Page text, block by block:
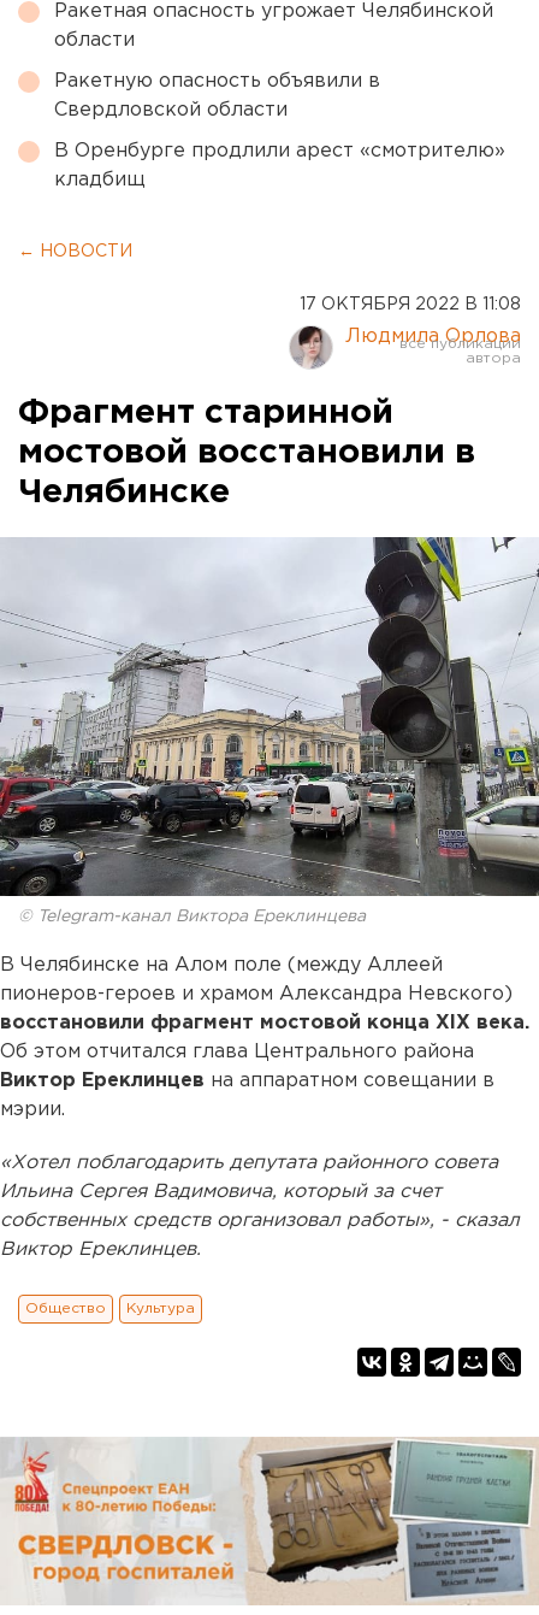
Ракетная опасность угрожает Челябинской
области
Ракетную опасность объявили в
Свердловской области
В Оренбурге продлили арест «смотрителю»
кладбищ
← НОВОСТИ
17 ОКТЯБРЯ 2022 В 11:08
Людмила Орлова
Фрагмент старинной
мостовой восстановили в
Челябинске
© Telegram-канал Виктора Ереклинцева
В Челябинске на Алом поле (между Аллеей
пионеров-героев и храмом Александра Невского)
восстановили фрагмент мостовой конца XIX века.
Об этом отчитался глава Центрального района
Виктор Ереклинцев на аппаратном совещании в
мэрии.
«Хотел поблагодарить депутата районного совета
Ильина Сергея Вадимовича, который за счет
собственных средств организовал работы», - сказал
Виктор Ереклинцев.
Общество Культура